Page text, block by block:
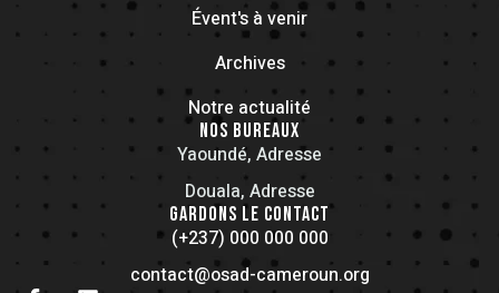
Évent's à venir
Archives
Notre actualité
NOS BUREAUX
Yaoundé, Adresse
Douala, Adresse
GARDONS LE CONTACT
(+237) 000 000 000
contact@osad-cameroun.org